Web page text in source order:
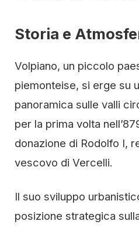
Storia e
Volpiano, un piccolo
piemonteise, si erge su
panoramica sulle valli
per la prima volta
donazione di Rodolfo I,
vescovo di Vercelli.
Il suo sviluppo
posizione strategica